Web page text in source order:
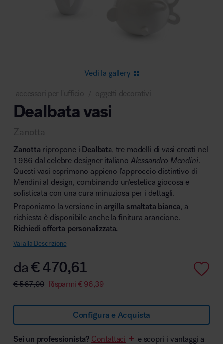
Area lounge e attesa
Area outdoor
Area hospitality
Vedi la gallery
accessori per l'ufficio oggetti decorativi
Dealbata vasi
Zanotta
Zanotta ripropone i Dealbata, tre modelli di vasi creati nel
1986 dal celebre designer italiano Alessandro Mendini.
Questi vasi esprimono appieno l’approccio distintivo di
Mendini al design, combinando un’estetica giocosa e
sofisticata con una cura minuziosa per i dettagli.
Proponiamo la versione in argilla smaltata bianca, a
richiesta è disponibile anche la finitura arancione.
Richiedi offerta personalizzata.
Vai alla Descrizione
da€470,61
€567,00 Risparmi €96,39
Configura e Acquista
Sei un professionista? Contattaci
e scopri i vantaggi a